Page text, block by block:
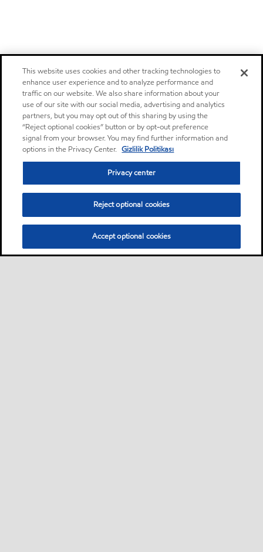
This website uses cookies and other tracking technologies to
enhance user experience and to analyze performance and
traffic on our website. We also share information about your
use of our site with our social media, advertising and analytics
partners, but you may opt out of this sharing by using the
“Reject optional cookies” button or by opt-out preference
signal from your browser. You may find further information and
options in the Privacy Center. Gizlilik Politikası
Privacy center
Reject optional cookies
Accept optional cookies